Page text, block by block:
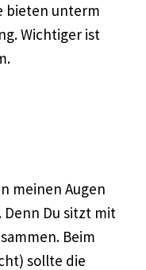
bieten unterm
Wichtiger ist
meinen Augen
Du sitzt mit
Beim
sollte die